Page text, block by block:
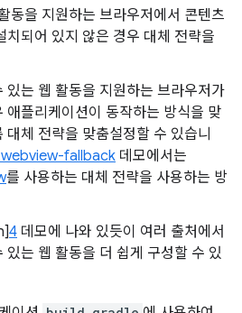
동을 지원하는 브라우저에서 콘텐츠
치되어 있지 않은 경우 대체 전략을
있는 웹 활동을 지원하는 브라우저가
애플리케이션이 동작하는 방식을 맞
대체 전략을 맞춤설정할 수 있습니
fallback 데모에서는
를 사용하는 대체 전략을 사용하는 방
4 데모에 나와 있듯이 여러 출처에서
있는 웹 활동을 더 쉽게 구성할 수 있